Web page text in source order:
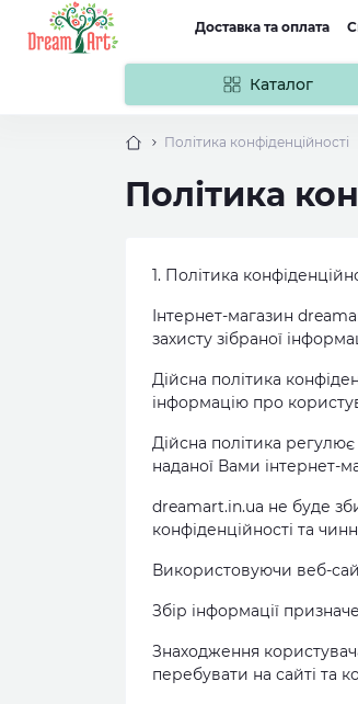
Доставка та оплата
Каталог
Політика конфіденційності
Політика
1. Політика
Інтернет-магазин
захисту зібраної
Дійсна політика
інформацію про
Дійсна політика
наданої Вами інтернет-
dreamart.in.ua не буде
конфіденційності та
Використовуючи веб-
Збір інформації
Знаходження
перебувати на сайті та